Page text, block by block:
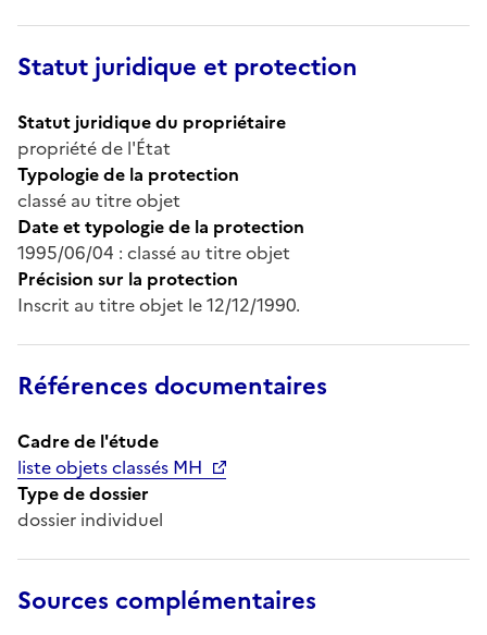
Statut juridique et protection
Statut juridique du propriétaire
propriété de l'État
Typologie de la protection
classé au titre objet
Date et typologie de la protection
1995/06/04 : classé au titre objet
Précision sur la protection
Inscrit au titre objet le 12/12/1990.
Références documentaires
Cadre de l'étude
liste objets classés MH
Type de dossier
dossier individuel
Sources complémentaires